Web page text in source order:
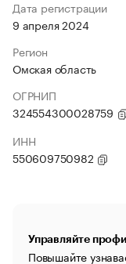
Дата регистрации
9 апреля 2024
Регион
Омская область
ОГРНИП
324554300028759
ИНН
550609750982
Управляйте
Повышайте